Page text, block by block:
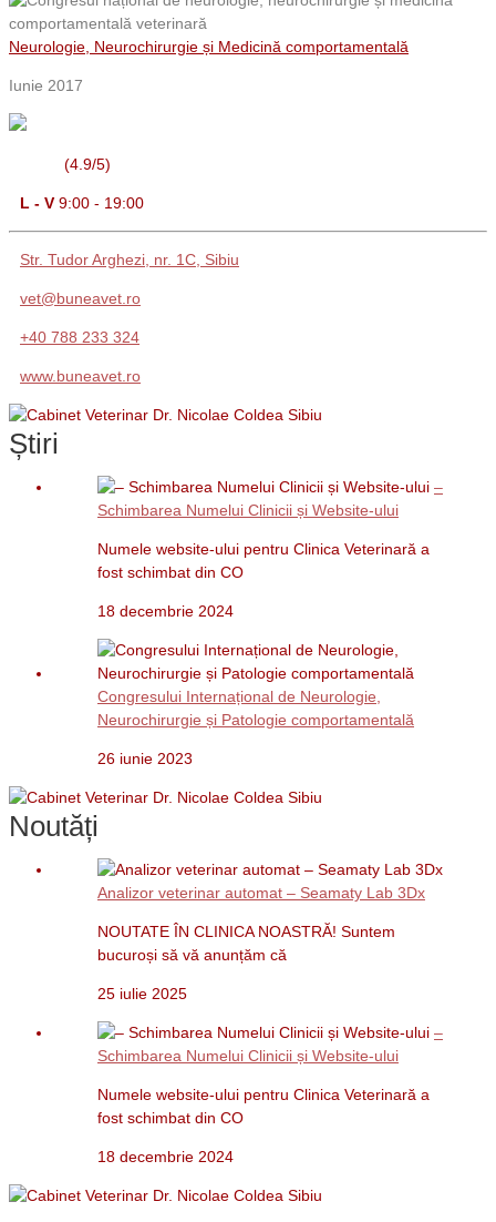
Neurologie, Neurochirurgie și Medicină comportamentală
Iunie 2017
(4.9/5)
L - V 9:00 - 19:00
Str. Tudor Arghezi, nr. 1C, Sibiu
vet@buneavet.ro
+40 788 233 324
www.buneavet.ro
Știri
–
Schimbarea Numelui Clinicii și Website-ului
Numele website-ului pentru Clinica Veterinară a
fost schimbat din CO
18 decembrie 2024
Congresului Internațional de Neurologie,
Neurochirurgie și Patologie comportamentală
26 iunie 2023
Noutăți
Analizor veterinar automat – Seamaty Lab 3Dx
NOUTATE ÎN CLINICA NOASTRĂ! Suntem
bucuroși să vă anunțăm că
25 iulie 2025
–
Schimbarea Numelui Clinicii și Website-ului
Numele website-ului pentru Clinica Veterinară a
fost schimbat din CO
18 decembrie 2024